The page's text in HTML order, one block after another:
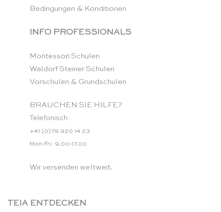
Bedingungen & Konditionen
INFO PROFESSIONALS
Montessori Schulen
Waldorf Steiner Schulen
Vorschulen & Grundschulen
BRAUCHEN SIE HILFE?
Telefonisch:
+41 (0)79 920 14 23
Mon-Fri: 9.00-17.00
Wir versenden weltweit.
TEIA ENTDECKEN